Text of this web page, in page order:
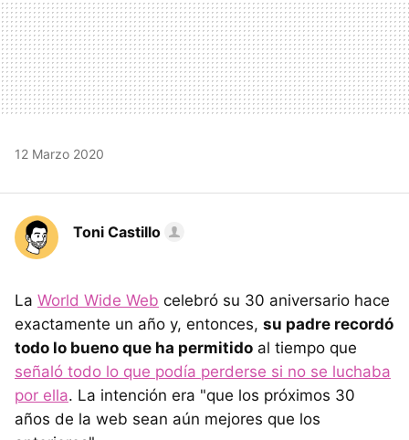
12 Marzo 2020
Toni Castillo
La World Wide Web celebró su 30 aniversario hace
exactamente un año y, entonces, su padre recordó
todo lo bueno que ha permitido al tiempo que
señaló todo lo que podía perderse si no se luchaba
por ella. La intención era "que los próximos 30
años de la web sean aún mejores que los